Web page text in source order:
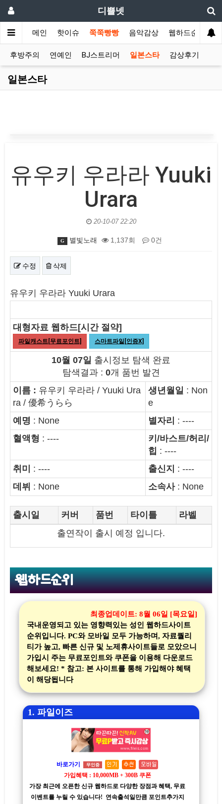
디쁠넷
메인 핫이슈 쭉쭉빵빵 음악감상 웹하드순위
후방주의 연예인 BJ스트리머 일본스타 감상후기
일본스타
유우키 우라라 Yuuki
Urara
20-10-07 22:20
G 별빛노래 1,137회 0건
수정 삭제
본문
유우키 우라라 Yuuki Urara
대형자료 웹하드[시간 절약]
파일캐스트[무료포인트] 스마트파일[인증X]
10월 07일 출시정보 탐색 완료
탐색결과 : 0개 품번 발견
이름 : 유우키 우라라 / Yuuki Ura
ra / 優希うらら
생년월일 : Non
e
예명 : None 별자리 : ----
혈액형 : ----
키/바스트/허리/
힙 : ----
취미
: ---- 출신지 : ----
데뷔 : None 소속사: None
출시일 커버 품번 타이틀
라벨
출연작이 출시 예정 입니다.
웹하드순위
최종업데이트:8월 06일 [목요일]
국내운영되고 있는 영향력있는 성인 웹하드사이트
순위입니다. PC와 모바일 모두 가능하며, 자료퀄리
티가 높고, 빠른 신규 및 노제휴사이트들로 모았으니
가입시 주는 무료포인트와 쿠폰을 이용해 다운로드
해보세요! * 참고: 본 사이트를 통해 가입해야 혜택
이 해당됩니다
1. 파일이즈
바로가기 무인증
가입혜택 : 10,000MB + 300B 쿠폰
가장 최근에 오픈한 신규 웹하드로 다양한 장점과 혜택, 무료
이벤트를 누릴 수 있습니다! 연속출석일만큼 포인트추가지